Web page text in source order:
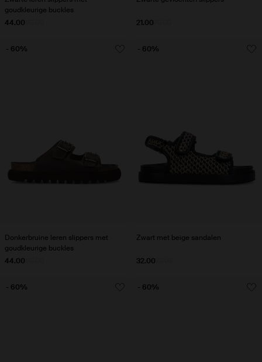
goudkleurige buckles
44.00 21.00
Donkerbruine leren slippers met
goudkleurige buckles
44.00
- 60%
Zwart met beige sandalen
32.00
- 60%
- 60% - 60%